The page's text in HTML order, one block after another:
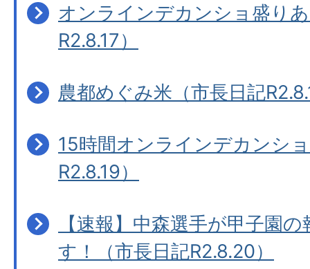
オンラインデカンショ盛り
R2.8.17）
農都めぐみ米（市長日記
15時間オンラインデカンシ
R2.8.19）
【速報】中森選手が甲子園
す！（市長日記R2.8.20）